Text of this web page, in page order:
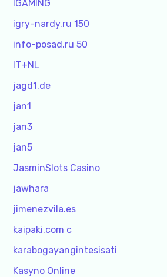
IGAMING
igry-nardy.ru 150
info-posad.ru 50
IT+NL
jagd1.de
jan1
jan3
jan5
JasminSlots Casino
jawhara
jimenezvila.es
kaipaki.com c
karabogayangintesisati
Kasyno Online